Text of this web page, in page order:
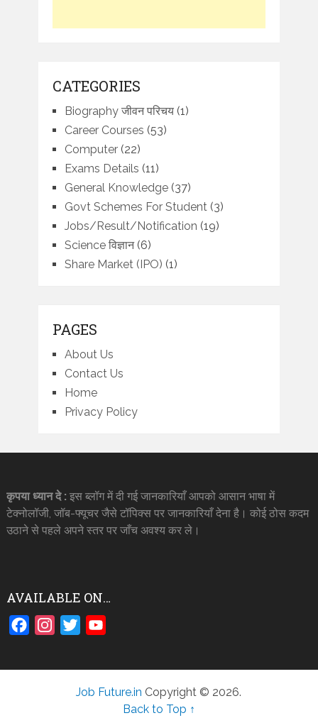
CATEGORIES
Biography जीवन परिचय(1)
Career Courses (53)
Computer(22)
Exams Details (11)
General Knowledge(37)
Govt Schemes For Student (3)
Jobs/Result/Notification (19)
Science विज्ञान(6)
Share Market (IPO) (1)
PAGES
About Us
Contact Us
Home
Privacy Policy
कृपया ध्यान दे : इस ब्लॉग में दी गई जानकारियाँ आपको आसान भाषा में
टेक्नोलॉजी, जॉब-फ्यूचर जैसे टॉपिक्स पर जानकारियाँ देना है। कोई ठोस कदम
उठाने से पहले अपने स्तर पर जाँच अवश्य कर ले।
AVAILABLE ON…
FacebookInstagram
Twitter
Job Future.in Copyright © 2026.
Back to Top ↑